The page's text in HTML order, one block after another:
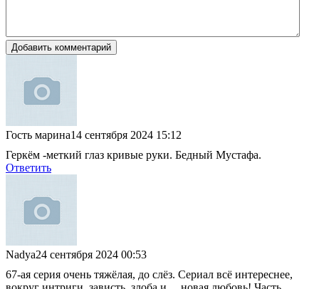
Добавить комментарий
Гость марина14 сентября 2024 15:12
Геркём -меткий глаз кривые руки. Бедный Мустафа.
Ответить
Nadya24 сентября 2024 00:53
67-ая серия очень тяжёлая, до слёз. Сериал всё интереснее,